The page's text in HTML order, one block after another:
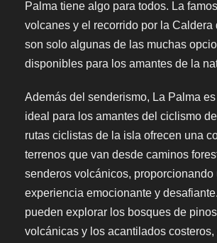
Palma tiene algo para todos. La
volcanes y el recorrido por la Caldera
son solo algunas de las muchas
disponibles para los amantes de la
Además del senderismo, La Palma
ideal para los amantes del ciclismo
rutas ciclistas de la isla ofrecen una
terrenos que van desde caminos
senderos volcánicos, proporcionando
experiencia emocionante y
pueden explorar los bosques de
volcánicas y los acantilados